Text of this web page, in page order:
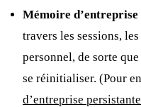
Mémoire
travers les sessions,
personnel, de sorte
se réinitialiser. (Pour
d’entreprise persistante